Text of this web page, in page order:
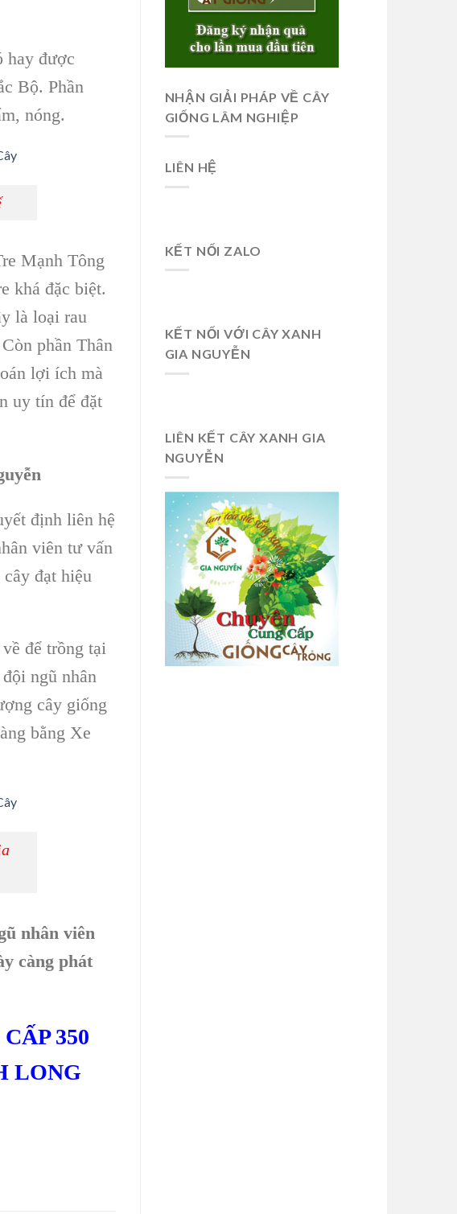
hay được
Bộ. Phần
nóng.
Mạnh Tông
khá đặc biệt.
là loại rau
phần Thân
lợi ích mà
uy tín để đặt
định liên hệ
viên tư vấn
đạt hiệu
để trồng tại
ngũ nhân
cây giống
bằng Xe
nhân viên
càng phát
350
LONG
NHẬN GIẢI PHÁP VỀ CÂY
GIỐNG LÂM NGHIỆP
LIÊN HỆ
KẾT NỐI ZALO
KẾT NỐI VỚI CÂY XANH
GIA NGUYỄN
LIÊN KẾT CÂY XANH GIA
NGUYỄN